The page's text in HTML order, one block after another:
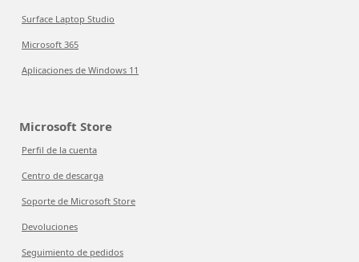
Surface Laptop Studio
Microsoft 365
Aplicaciones de Windows 11
Microsoft Store
Perfil de la cuenta
Centro de descarga
Soporte de Microsoft Store
Devoluciones
Seguimiento de pedidos